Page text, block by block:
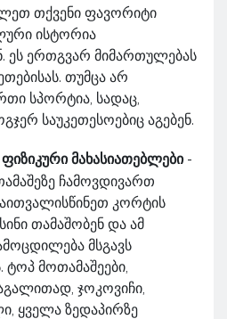
თქვენი ფავორიტი
ისტორია
ეს ერთგვარ მიმართულებას
თუმცა არ
სპორტია, სადაც,
საუკეთესოებიც აგებენ.
მახასიათებლები-
ჩამოვდივართ
კორტის
თამაშობენ და ამ
მსგავს
ტოპ მოთამაშეები,
ჯოკოვიჩი,
ყველა ზედაპირზე